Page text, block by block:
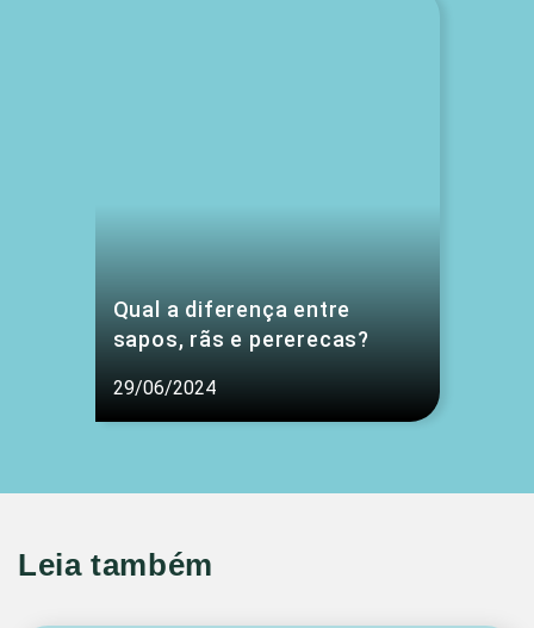
Qual a diferença entre
sapos, rãs e pererecas?
29/06/2024
Leia também